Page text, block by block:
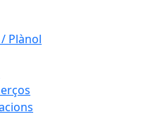
Plànol